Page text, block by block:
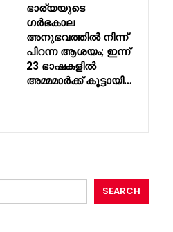
ഭാര്യയുടെ
ഗർഭകാല
അനുഭവത്തിൽ നിന്ന്
പിറന്ന ആശയം; ഇന്ന്
23 ഭാഷകളിൽ
അമ്മമാർക്ക് കൂട്ടായി…
SEARCH